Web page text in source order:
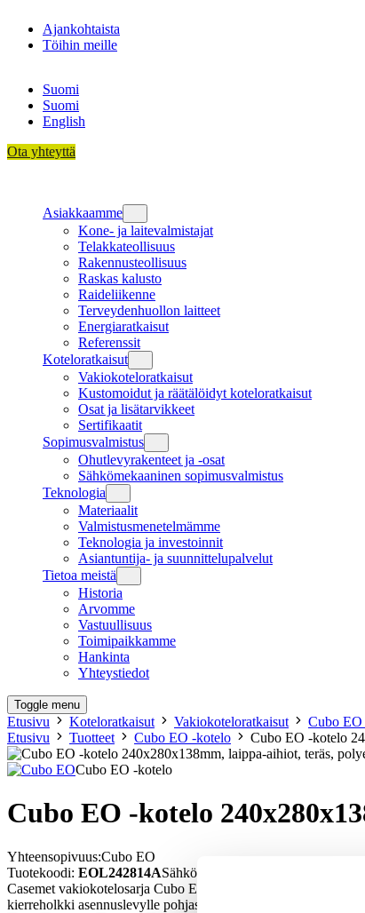
sisältöönAjankohtaista
Töihin meille
Suomi
Suomi
English
Ota yhteyttä
Asiakkaamme
Kone- ja laitevalmistajat
Telakkateollisuus
Rakennusteollisuus
Raskas kalusto
Raideliikenne
Terveydenhuollon laitteet
Energiaratkaisut
Referenssit
Koteloratkaisut
Vakiokoteloratkaisut
Kustomoidut ja räätälöidyt koteloratkaisut
Osat ja lisätarvikkeet
Sertifikaatit
Sopimusvalmistus
Ohutlevyrakenteet ja -osat
Sähkömekaaninen sopimusvalmistus
Teknologia
Materiaalit
Valmistusmenetelmämme
Teknologia ja investoinnit
Asiantuntija- ja suunnittelupalvelut
Tietoa meistä
Historia
Arvomme
Vastuullisuus
Toimipaikkamme
Hankinta
Yhteystiedot
Toggle menu
Etusivu Koteloratkaisut Vakiokoteloratkaisut Cubo
Etusivu
Tuotteet Cubo EO -kotelo Cubo EO -kotelo
Cubo EO -kotelo
Cubo EO -kotelo
Yhteensopivuus:Cubo EO
Tuotekoodi: EOL242814ASähkönumero:
Casemet vakiokotelosarja Cubo EO:n tiiviste kestää tärinää.
kierreholkki asennuslevylle pohjassa, M6-pultti pohjaosan